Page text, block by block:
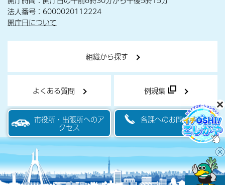
法人番号：6000020112224
開庁日について
組織から探す
よくある質問 例規集
市役所・出張所へのア
クセス
各課へのお問い合わせ